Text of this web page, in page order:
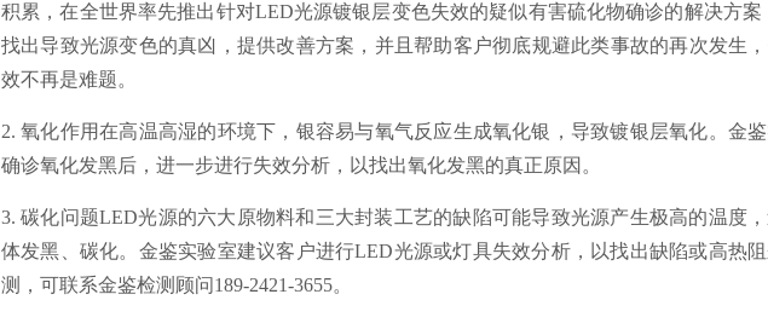
积累，在全世界率先推出针对LED光源镀银层变色失效的疑似有害硫化物确诊的解决方案
找出导致光源变色的真凶，提供改善方案，并且帮助客户彻底规避此类事故的再次发生
效不再是难题。
2. 氧化作用在高温高湿的环境下，银容易与氧气反应生成氧化银，导致镀银层氧化。金
确诊氧化发黑后，进一步进行失效分析，以找出氧化发黑的真正原因。
3. 碳化问题LED光源的六大原物料和三大封装工艺的缺陷可能导致光源产生极高的温度
体发黑、碳化。金鉴实验室建议客户进行LED光源或灯具失效分析，以找出缺陷或高热
测，可联系金鉴检测顾问189-2421-3655。